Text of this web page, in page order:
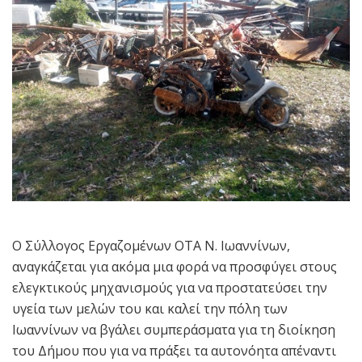
Ο Σύλλογος Εργαζομένων ΟΤΑ Ν. Ιωαννίνων,
αναγκάζεται για ακόμα μια φορά να προσφύγει στους
ελεγκτικούς μηχανισμούς για να προστατεύσει την
υγεία των μελών του και καλεί την πόλη των
Ιωαννίνων να βγάλει συμπεράσματα για τη διοίκηση
του Δήμου που για να πράξει τα αυτονόητα απέναντι